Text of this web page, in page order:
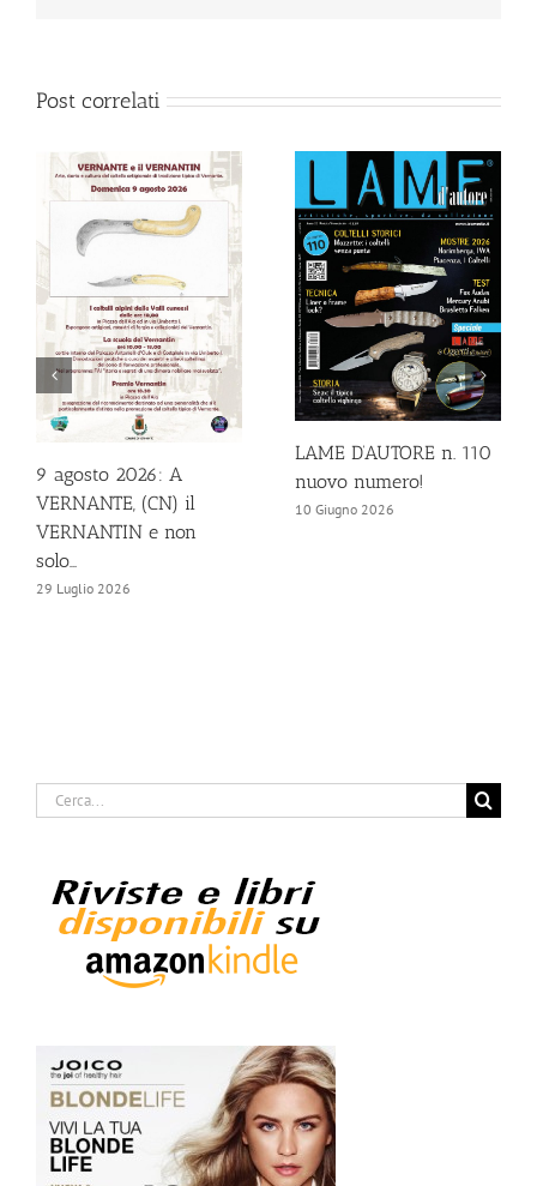
Post correlati
9 agosto 2026: A
VERNANTE, (CN) il
VERNANTIN e non
solo…
29 Luglio 2026
LAME D’AUTORE n. 110
nuovo numero!
10 Giugno 2026
Cerca
per: